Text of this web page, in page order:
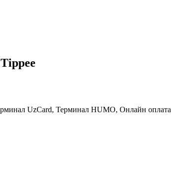
UzCard, Терминал HUMO, Онлайн оплата